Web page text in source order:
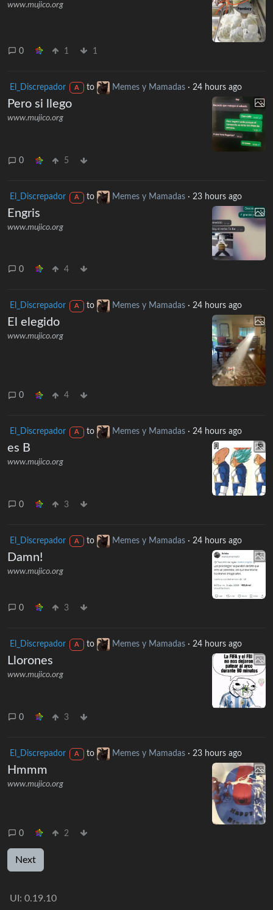
www.mujico.org
0 1 1
El_Discrepador A to Memes y Mamadas· 24 hours ago
Pero si llego
www.mujico.org
0 5
El_Discrepador A to Memes y Mamadas· 23 hours ago
Engris
www.mujico.org
0 4
El_Discrepador A to Memes y Mamadas· 24 hours ago
El elegido
www.mujico.org
0 4
El_Discrepador A to Memes y Mamadas· 24 hours ago
es B
www.mujico.org
0 3
El_Discrepador A to Memes y Mamadas· 24 hours ago
Damn!
www.mujico.org
0 3
El_Discrepador A to Memes y Mamadas· 24 hours ago
Llorones
www.mujico.org
0 3
El_Discrepador A to Memes y Mamadas· 23 hours ago
Hmmm
www.mujico.org
0 2
Next
UI: 0.19.10